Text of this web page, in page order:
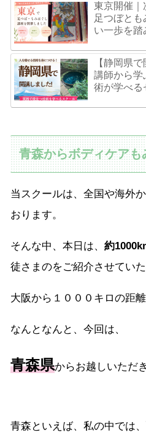
東京開催｜
足つぼと
い一歩を踏
【静岡県
講師から学
術が学べる
青森からボディケア
当スクールは、全国や海外
おります。
そんな中、本日は、 約
徒さまのをご紹介させていた
大阪から１０００キロの距
なんとなんと、今回は、
青森県からお越しいただ
青森といえば、私の中では、